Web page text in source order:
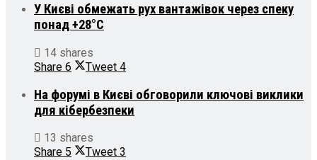
У Києві обмежать рух вантажівок через спеку
понад +28°С
14 shares
Share 6 Tweet 4
На форумі в Києві обговорили ключові виклики
для кібербезпеки
13 shares
Share 5 Tweet 3